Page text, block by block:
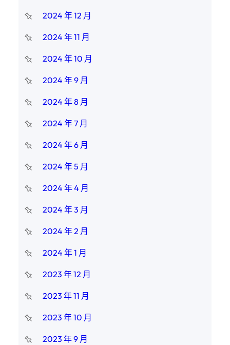
2024 年 12 月
2024 年 11 月
2024 年 10 月
2024 年 9 月
2024 年 8 月
2024 年 7 月
2024 年 6 月
2024 年 5 月
2024 年 4 月
2024 年 3 月
2024 年 2 月
2024 年 1 月
2023 年 12 月
2023 年 11 月
2023 年 10 月
2023 年 9 月